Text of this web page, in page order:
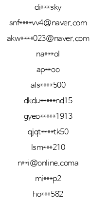
di***sky
snf****vv4@naver.com
akw****023@naver.com
na***ol
ap**oo
als****500
dkdu*****nd15
gyeo*****1913
qjqt****tk50
lsm***210
n**i@online.coma
mi***p2
ho***582